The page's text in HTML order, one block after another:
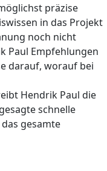
präzise
in das Projekt
noch nicht
Paul Empfehlungen
darauf, worauf bei
Hendrik Paul die
schnelle
gesamte